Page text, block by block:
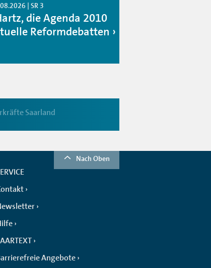
| SR 3
die Agenda 2010
Reformdebatten
Saarland
Nach Oben
Angebote